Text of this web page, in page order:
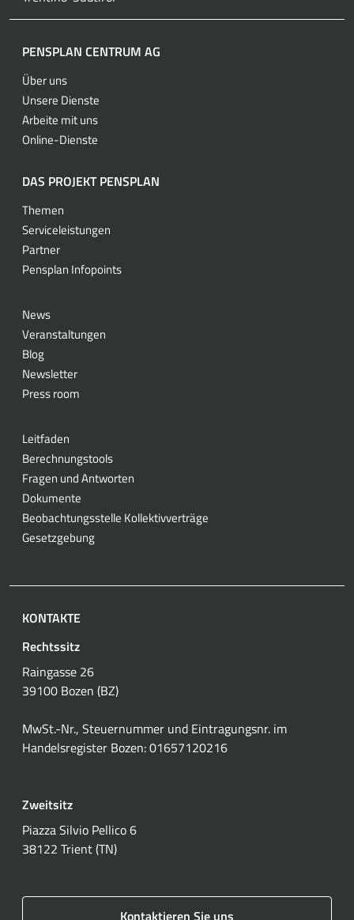
PENSPLAN CENTRUM AG
Über uns
Unsere Dienste
Arbeite mit uns
Online-Dienste
DAS PROJEKT PENSPLAN
Themen
Serviceleistungen
Partner
Pensplan Infopoints
News
Veranstaltungen
Blog
Newsletter
Press room
Leitfaden
Berechnungstools
Fragen und Antworten
Dokumente
Beobachtungsstelle Kollektivverträge
Gesetzgebung
KONTAKTE
Rechtssitz
Raingasse 26
39100 Bozen (BZ)
MwSt.-Nr., Steuernummer und Eintragungsnr. im
Handelsregister Bozen: 01657120216
Zweitsitz
Piazza Silvio Pellico 6
38122 Trient (TN)